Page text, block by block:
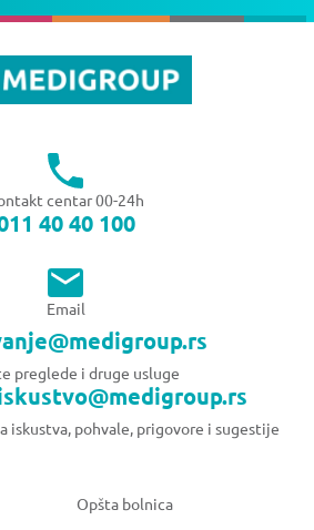
centar 00-24h
40 40 100
Email
preglede i druge usluge
iskustva, pohvale, prigovore i sugestije
Opšta bolnica